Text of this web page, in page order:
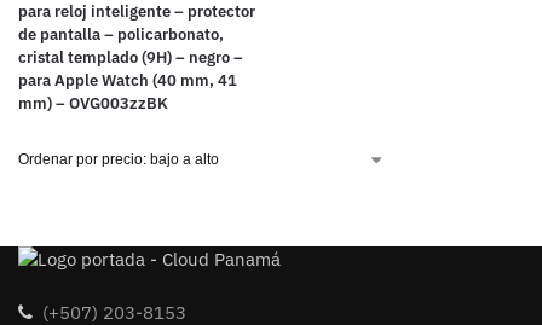
para reloj inteligente – protector
de pantalla – policarbonato,
cristal templado (9H) – negro –
para Apple Watch (40 mm, 41
mm) – OVG003zzBK
(+507) 203-8153